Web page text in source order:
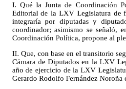
I. Qué la Junta de Coordinación
Editorial de la LXV Legislatura de
integraría por diputadas y
coordinador; asimismo se señaló,
Coordinación Política, propone al
II. Que, con base en el transitorio
Cámara de Diputados en la LXV
año de ejercicio de la LXV
Gerardo Rodolfo Fernández